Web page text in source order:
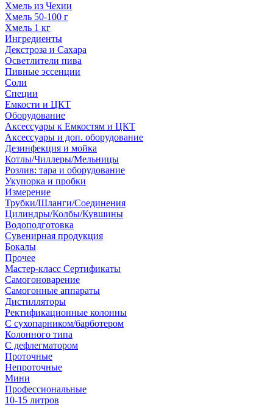
Хмель из Чехии
Хмель 50-100 г
Хмель 1 кг
Ингредиенты
Декстроза и Сахара
Осветлители пива
Пивные эссенции
Соли
Специи
Емкости и ЦКТ
Оборудование
Аксессуары к Емкостям и ЦКТ
Аксессуары и доп. оборудование
Дезинфекция и мойка
Котлы/Чиллеры/Мельницы
Розлив: тара и оборудование
Укупорка и пробки
Измерение
Трубки/Шланги/Соединения
Цилиндры/Колбы/Кувшины
Водоподготовка
Сувенирная продукция
Бокалы
Прочее
Мастер-класс Сертификаты
Самогоноварение
Самогонные аппараты
Дистилляторы
Ректификационные колонны
С сухопарником/барботером
Колонного типа
С дефлегматором
Проточные
Непроточные
Мини
Профессиональные
10-15 литров